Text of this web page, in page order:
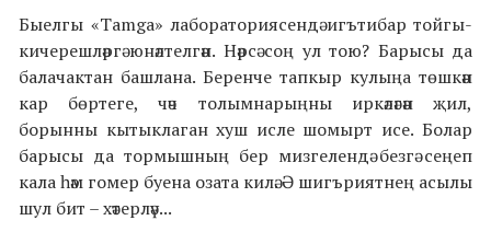
Быелгы «Tamga» лабораториясендә игътибар тойгы-
кичерешләргә юнәлтелгән. Нәрсә соң ул тою? Барысы да
балачактан башлана. Беренче тапкыр кулыңа төшкән
кар бөртеге, чәч толымнарыңны иркәләгән җил,
борынны кытыклаган хуш исле шомырт исе. Болар
барысы да тормышның бер мизгелендә безгә сеңеп
кала һәм гомер буена озата килә. Ә шигъриятнең асылы
шул бит – хәтерләү...